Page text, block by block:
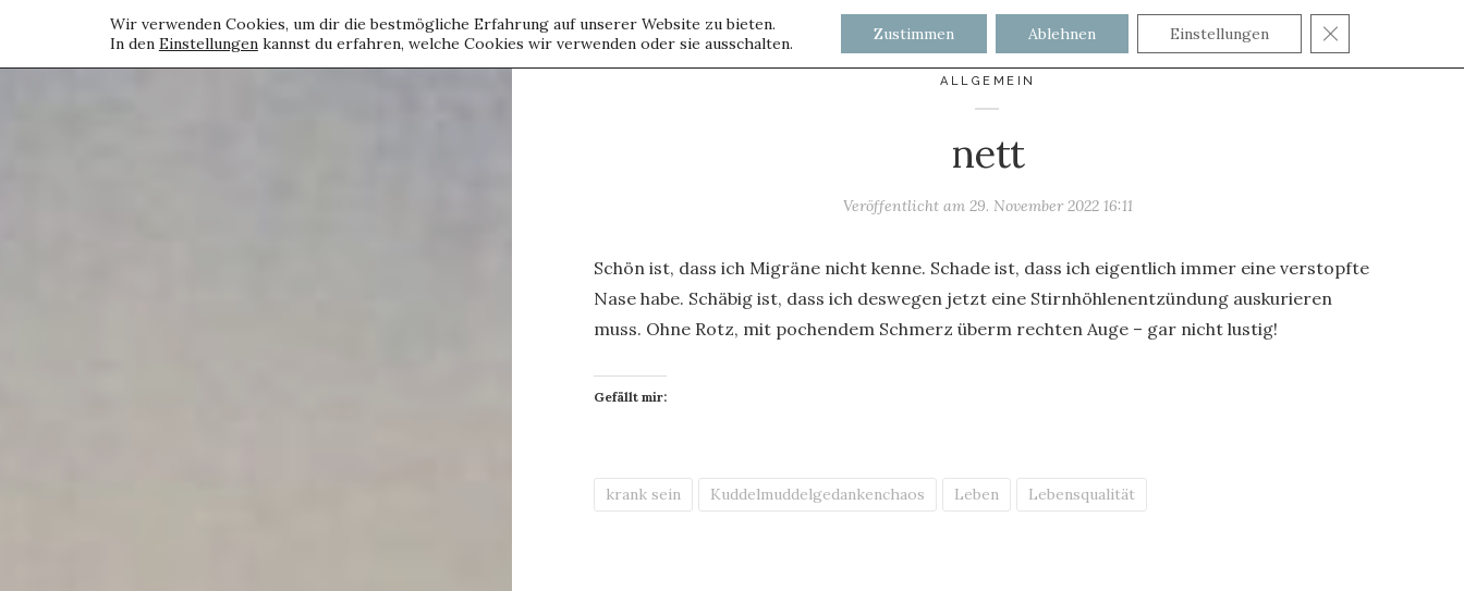
ALLGEMEIN
nett
Veröffentlicht am29. November 2022 16:11
Schön ist, dass ich Migräne nicht kenne. Schade ist, dass ich eigentlich immer eine verstopfte
Nase habe. Schäbig ist, dass ich deswegen jetzt eine Stirnhöhlenentzündung auskurieren
muss. Ohne Rotz, mit pochendem Schmerz überm rechten Auge – gar nicht lustig!
Gefällt mir:
krank sein Kuddelmuddelgedankenchaos Leben Lebensqualität
Wir verwenden Cookies, um dir die bestmögliche Erfahrung auf unserer Website zu bieten.
In den Einstellungenkannst du erfahren, welche Cookies wir verwenden oder sie ausschalten. Zustimmen Ablehnen Einstellungen GDPR